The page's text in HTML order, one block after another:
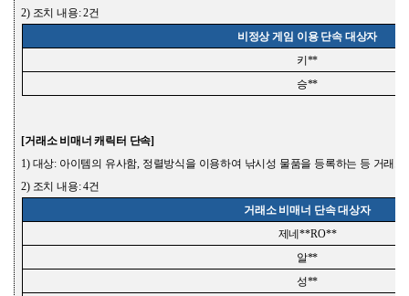
2) 조치 내용: 2건
비정상 게임 이용 단속 대상자
키 **
승**
[거래소 비매너 캐릭터 단속]
1) 대상: 아이템의 유사함 정렬방식을 이용하여 낚시성 물품을 등록하는 등 거래
2) 조치 내용: 4건
거래소 비매너 단속 대상자
제네**RO**
알**
성**